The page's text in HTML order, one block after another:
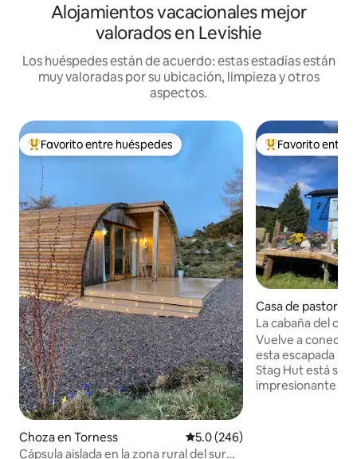
Alojamientos vacacionales mejor
valorados en Levishie
Los huéspedes están de acuerdo: estas estadías están
muy valoradas por su ubicación, limpieza y otros
aspectos.
Favorito entre huéspedes preferido
Favorito entre huéspedes
Choza en Torness Calificación promedio: 5.0 de
5.0 (246)
Cápsula aislada en la zona rural del sur
Favorito entre
Favorito entre
Casa de pastor
drochit Inverness
La cabaña del
Vuelve a
esta escapada
Stag Hut está
impresionante